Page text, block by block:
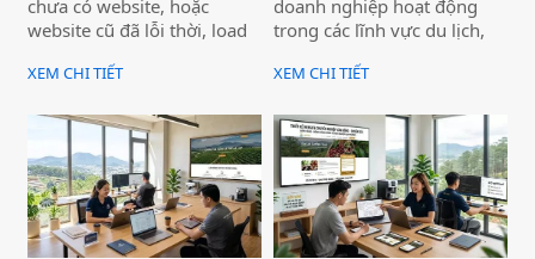
chưa có website, hoặc
website cũ đã lỗi thời, load
từ Google? Đây là bài toán
tại Lâm Đồng đang gặp
phải — và Biển Vàng chính
là đơn vị giúp bạn giải
quyết triệt để vấn đề đó.
XEM CHI TIẾT
doanh nghiệp hoạt động
trong các lĩnh vực du lịch,
vụ và bất động sản. Trong
càng tìm kiếm sản phẩm và
đối tác qua Google, một
website chuyên nghiệp
không còn là lựa chọn —
mà là điều kiện để cạnh
tranh.
XEM CHI TIẾT